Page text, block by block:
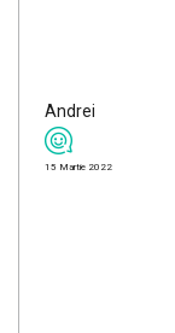
Andrei
15 Martie 2022